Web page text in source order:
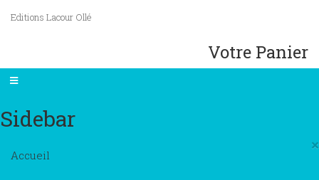
Editions Lacour Ollé
Votre Panier
Sidebar
×
Accueil